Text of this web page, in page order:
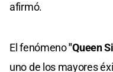
afirmó.
El fenómeno"Queen
uno de los mayores